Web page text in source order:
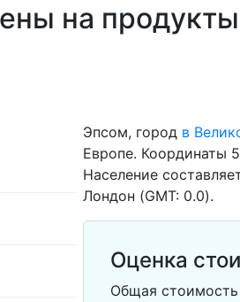
на
Эпсом, город в
Европе. Координаты
Население
Лондон (GMT: 0.0).
Оценка
Общая